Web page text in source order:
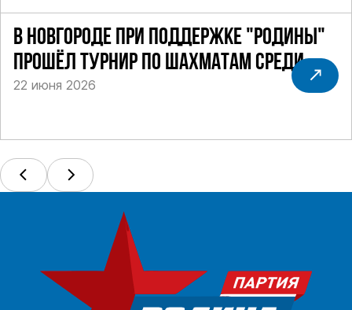
В НОВГОРОДЕ ПРИ ПОДДЕРЖКЕ "РОДИНЫ"
ПРОШЁЛ ТУРНИР ПО ШАХМАТАМ СРЕДИ
СИЛОВИКОВ
22 июня 2026